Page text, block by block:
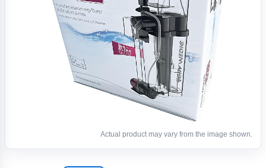
Actual product may vary from the image shown.